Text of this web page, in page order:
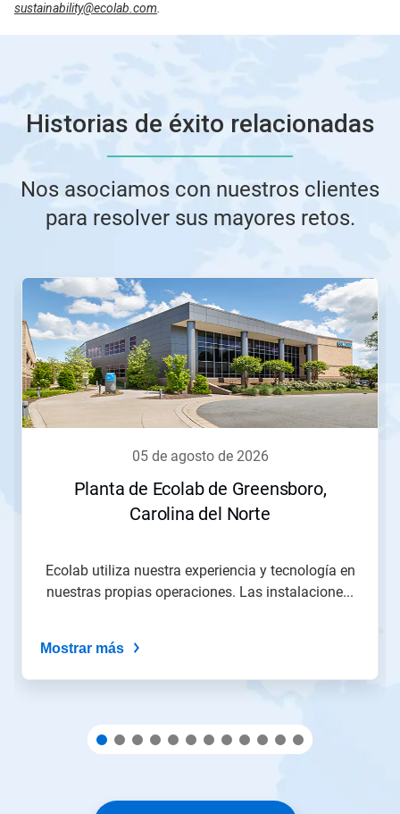
sustainability@ecolab.com.
Historias de éxito relacionadas
Nos asociamos con nuestros clientes
para resolver sus mayores retos.
Esto
carrusel.
Utilice
los
botones
Posterior
Anterior
puntos
05 de agosto de 2026
Planta de Ecolab de Greensboro,
Carolina del Norte
Ecolab utiliza nuestra experiencia y tecnología en
nuestras propias operaciones. Las instalacione...
Mostrar más